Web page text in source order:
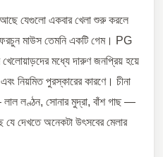
যেগুলো একবার খেলা শুরু করলে
মাউস তেমনি একটি গেম। PG
মধ্যে দারুণ জনপ্রিয় হয়ে
নিয়মিত পুরস্কারের কারণে। চীনা
লণ্ঠন, সোনার মুদ্রা, বাঁশ গাছ —
যে দেখতে অনেকটা উৎসবের মেলার